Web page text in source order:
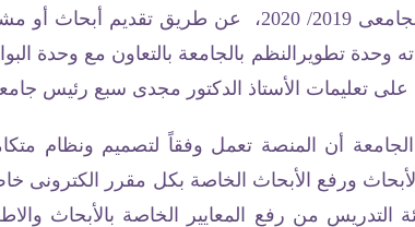
الفصل الدراسي الثاني للعام الجامعى 2019/ 2020، عن
تطويرالنظم بالجامعة بالتعاون مع وحدة
على تعليمات الأستاذ الدكتور مجدى سبع رئيس
أن المنصة تعمل وفقاً لتصميم ونظام
ورفع الأبحاث الخاصة بكل مقرر
التدريس من رفع المعايير الخاصة بالأبحاث